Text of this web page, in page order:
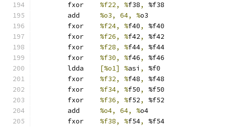
%f22, %f38,
%f38
%o3, 64, %o3
%f24, %f40,
%f40
%f26, %f42,
%f42
%f28, %f44,
%f44
%f30, %f46,
%f46
[%o1] %asi ,
%f0
%f32, %f48,
%f48
%f34, %f50,
%f50
%f36, %f52,
%f52
%o4, 64, %o4
%f38, %f54,
%f54